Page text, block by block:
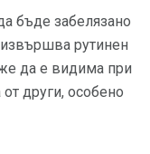
бъде забелязано
рутинен
да е видима при
други, особено